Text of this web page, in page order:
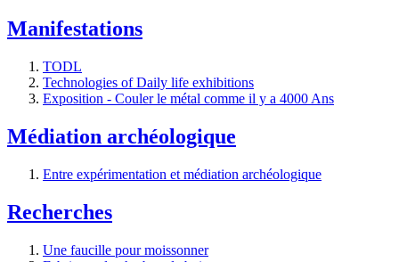
Manifestations
TODL
Technologies of Daily life exhibitions
Exposition - Couler le métal comme il y a 4000 Ans
Médiation archéologique
Entre expérimentation et médiation archéologique
Recherches
Une faucille pour moissonner